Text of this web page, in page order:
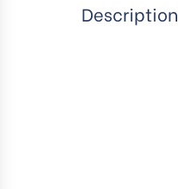
Description